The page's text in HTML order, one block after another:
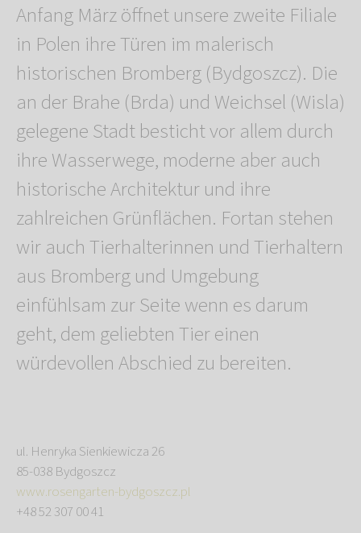
Anfang März öffnet unsere zweite Filiale
in Polen ihre Türen im malerisch
historischen Bromberg (Bydgoszcz). Die
an der Brahe (Brda) und Weichsel (Wisla)
gelegene Stadt besticht vor allem durch
ihre Wasserwege, moderne aber auch
historische Architektur und ihre
zahlreichen Grünflächen. Fortan stehen
wir auch Tierhalterinnen und Tierhaltern
aus Bromberg und Umgebung
einfühlsam zur Seite wenn es darum
geht, dem geliebten Tier einen
würdevollen Abschied zu bereiten.
ul. Henryka Sienkiewicza 26
85-038 Bydgoszcz
www.rosengarten-bydgoszcz.pl
+48 52 307 00 41